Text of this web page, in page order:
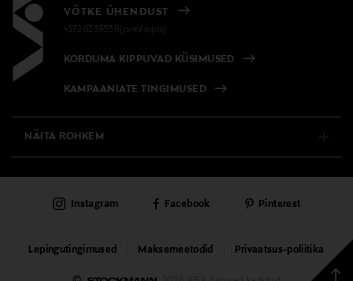
VÕTKE ÜHENDUST
+372 6339539(pvm/mpm)
KORDUMA KIPPUVAD KÜSIMUSED
KAMPAANIATE TINGIMUSED
NÄITA ROHKEM
PÜSIKLIENDITEENINDUS
KAUBAMAJAD
Lepingutingimused Maksemeetodid Privaatsus-poliitika
Instagram Facebook Pinterest